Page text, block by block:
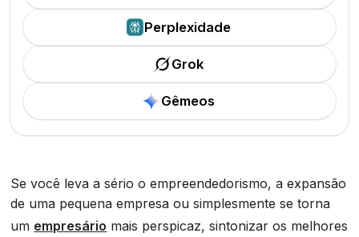
Perplexidade
Grok
Gêmeos
Se você leva a sério o empreendedorismo, a expansão
de uma pequena empresa ou simplesmente se torna
um empresário mais perspicaz, sintonizar os melhores